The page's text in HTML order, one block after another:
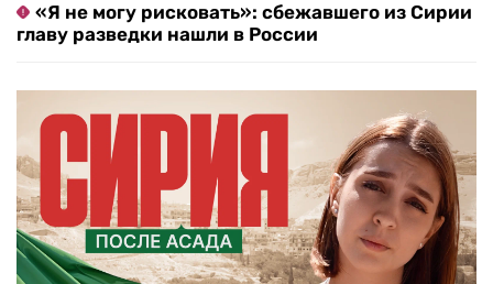
«Я не могу рисковать»: сбежавшего из Сирии
главу разведки нашли в России